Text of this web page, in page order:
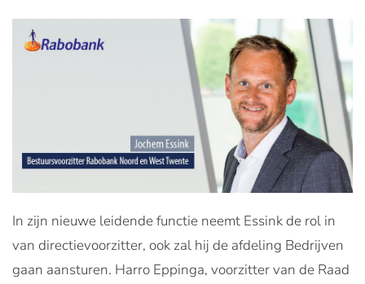
In zijn nieuwe leidende functie neemt Essink de rol in
van directievoorzitter, ook zal hij de afdeling Bedrijven
gaan aansturen. Harro Eppinga, voorzitter van de Raad